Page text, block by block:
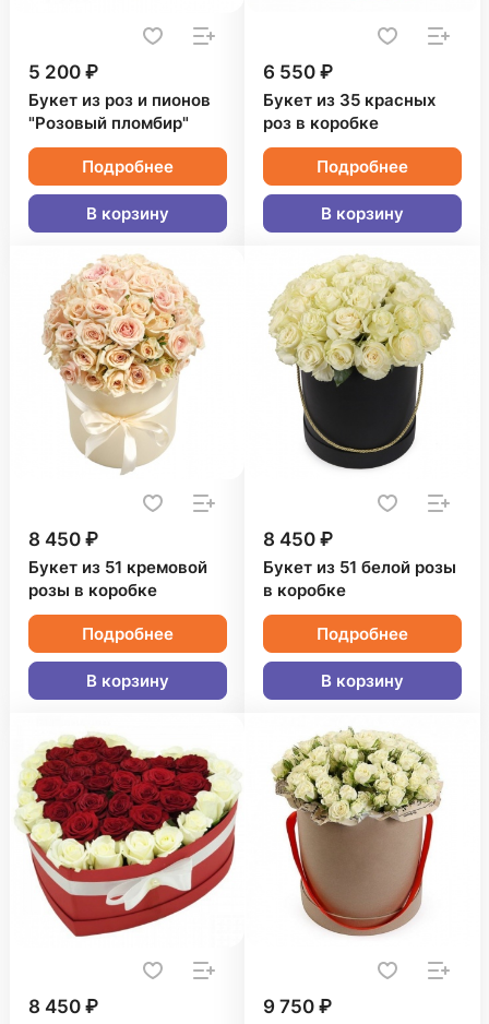
5 200 ₽
Букет из роз и пионов
"Розовый пломбир"
Подробнее
В корзину
6 550 ₽
Букет из 35 красных
роз в коробке
Подробнее
В корзину
8 450 ₽
Букет из 51 кремовой
розы в коробке
Подробнее
В корзину
8 450 ₽
Букет из 51 белой розы
в коробке
Подробнее
В корзину
8 450 ₽ 9 750 ₽